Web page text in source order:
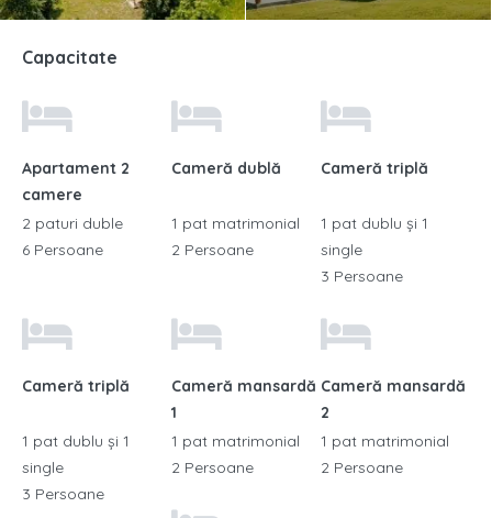
Capacitate
Apartament 2
camere
2 paturi duble
6 Persoane
Cameră dublă
1 pat matrimonial
2 Persoane
Cameră triplă
1 pat dublu și 1
single
3 Persoane
Cameră triplă
1 pat dublu și 1
single
3 Persoane
Cameră mansardă
1
1 pat matrimonial
2 Persoane
Cameră mansardă
2
1 pat matrimonial
2 Persoane